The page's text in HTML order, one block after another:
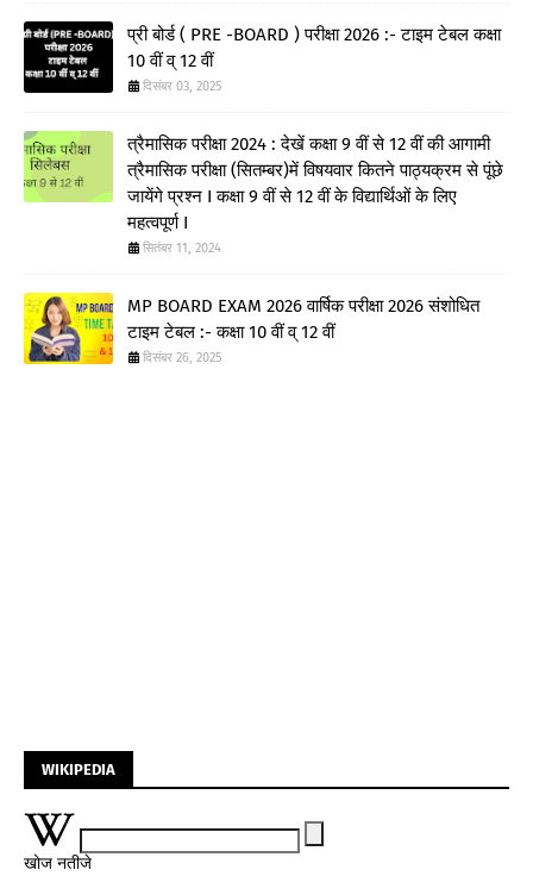
प्री बोर्ड ( PRE -BOARD ) परीक्षा 2026 :- टाइम टेबल कक्षा
10 वीं व् 12 वीं
दिसंबर 03, 2025
त्रैमासिक परीक्षा 2024 : देखें कक्षा 9 वीं से 12 वीं की आगामी
त्रैमासिक परीक्षा (सितम्बर)में विषयवार कितने पाठ्यक्रम से पूंछे
जायेंगे प्रश्न I कक्षा 9 वीं से 12 वीं के विद्यार्थिओं के लिए
महत्वपूर्ण I
सितंबर 11, 2024
MP BOARD EXAM 2026 वार्षिक परीक्षा 2026 संशोधित
टाइम टेबल :- कक्षा 10 वीं व् 12 वीं
दिसंबर 26, 2025
WIKIPEDIA
खोज नतीजे